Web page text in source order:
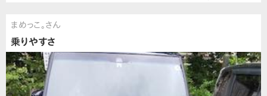
まめっこ。さん
乗りやすさ